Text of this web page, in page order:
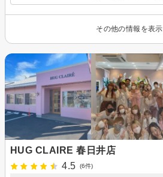
その他の情報を表示
HUG CLAIRE 春日井店
4.5
(6件)